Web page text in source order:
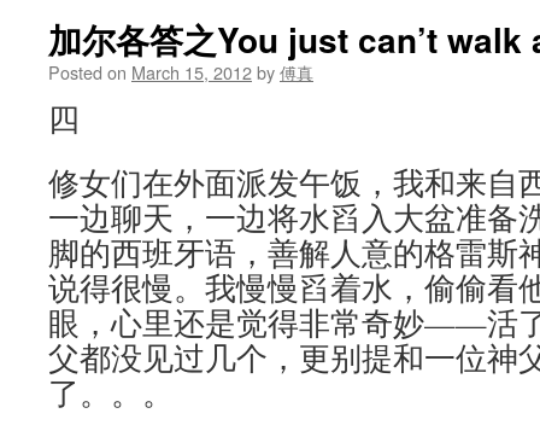
加尔各答之You just can’t walk
Posted on March 15, 2012by傅真
四
修女们在外面派发午饭，我和来自
一边聊天，一边将水舀入大盆准备
脚的西班牙语，善解人意的格雷斯
说得很慢。我慢慢舀着水，偷偷看
眼，心里还是觉得非常奇妙——活
父都没见过几个，更别提和一位神
了。。。